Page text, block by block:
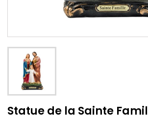
Statue de la Sainte